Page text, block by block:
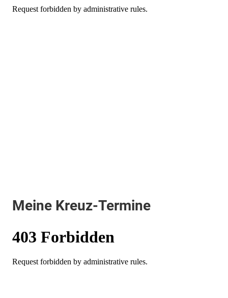
Meine Kreuz-Termine